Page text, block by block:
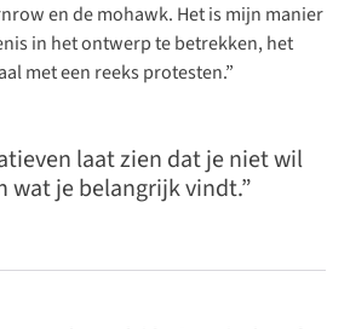
en de mohawk. Het is mijn manier
in het ontwerp te betrekken, het
met een reeks protesten.”
laat zien dat je niet wil
wat je belangrijk vindt.”